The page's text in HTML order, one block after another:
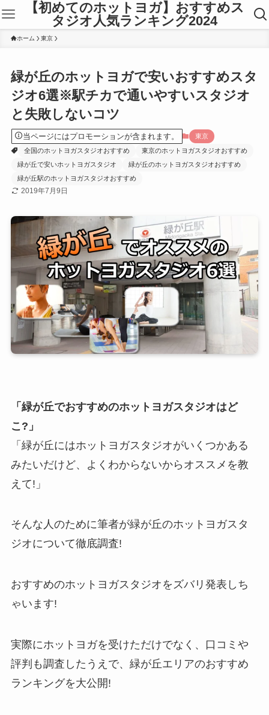
【初めてのホットヨガ】おすすめス
タジオ人気ランキング2024
ホーム 東京
緑が丘のホットヨガで安いおすすめスタ
ジオ6選※駅チカで通いやすいスタジオ
と失敗しないコツ
当ページにはプロモーションが含まれます。
東京
全国のホットヨガスタジオおすすめ
東京のホットヨガスタジオおすすめ
緑が丘で安いホットヨガスタジオ
緑が丘のホットヨガスタジオおすすめ
緑が丘駅のホットヨガスタジオおすすめ
2019年7月9日
「緑が丘でおすすめのホットヨガスタジオはど
こ?」
「緑が丘にはホットヨガスタジオがいくつかある
みたいだけど、よくわからないからオススメを教
えて!」
そんな人のために筆者が緑が丘のホットヨガスタ
ジオについて徹底調査!
おすすめのホットヨガスタジオをズバリ発表しち
ゃいます!
実際にホットヨガを受けただけでなく、口コミや
評判も調査したうえで、緑が丘エリアのおすすめ
ランキングを大公開!